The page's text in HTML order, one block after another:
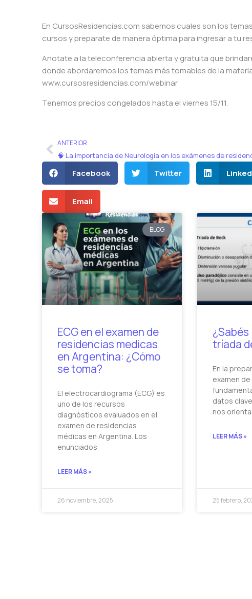
En CursosResidencias.com sabemos cuales son los
cursos y preparate de manera óptima para ingresar a tu
Anotate a la teleconferencia abierta y gratuita que
donde abordaremos los temas más tomables de la
www.cursosresidencias.com/webinar
Tenemos precios congelados hasta el viernes 15/11.
AntANTERIOR
Facebook Twitter
Email
BLOG
ECG en el examen de
residencias medicas
en Argentina: ¿Cómo
se toma?
El electrocardiograma (ECG) es
uno de los recursos
diagnósticos evaluados en el
examen de residencias
médicas en Argentina. Los
enunciados
LEER MÁS »
26 noviembre, 2025
¿Sabés
tríada
En la
examen
datos
nos
LEER MÁS »
25 febrero,